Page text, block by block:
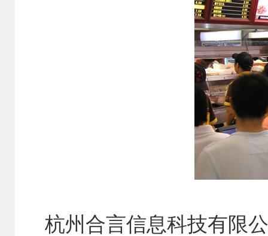
杭州合言信息科技有限